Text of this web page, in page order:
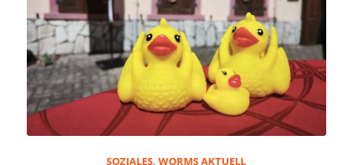
SOZIALES,WORMS AKTUELL